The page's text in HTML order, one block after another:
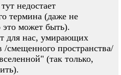
недостает
термина (даже не
это может быть).
для нас, умирающих
/смещенного пространства/
(так только,